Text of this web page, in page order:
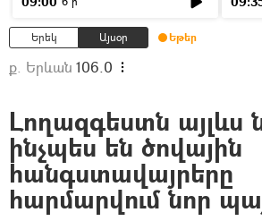
Երեկ Այսօր Եթեր
ք. Երևան 106.0
Լողազգեստն այլևս
ինչպես են ծովային
հանգստավայրերը
հարմարվում նոր